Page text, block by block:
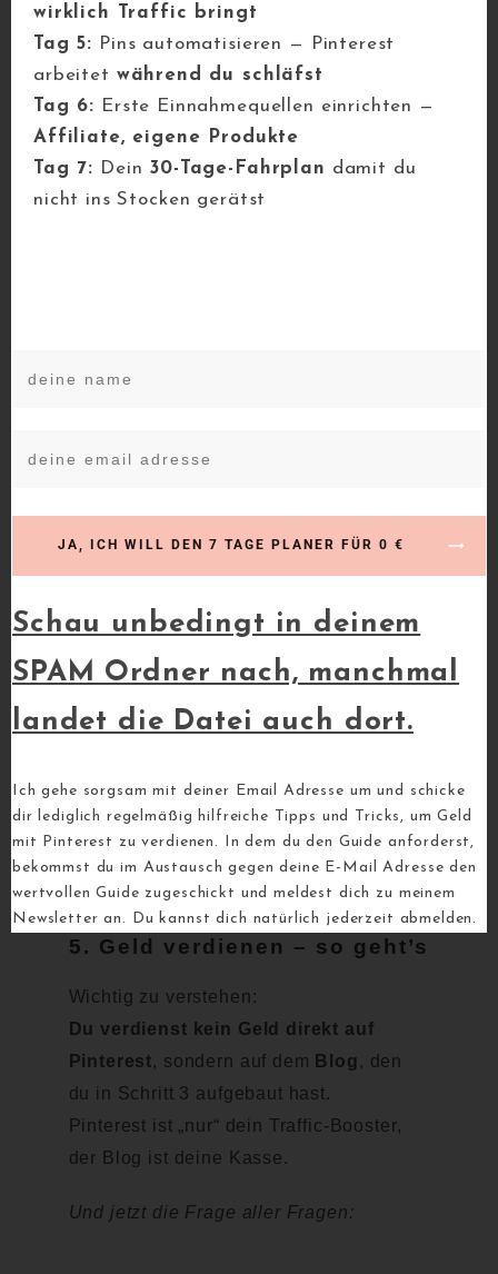
Dort findest du bereits fertige
Pinterest-
Vorlagen, die du einfach mit deinem Text
und Bild anpassen kannst.
Oder du designst dir eigene, wenn du’s
individueller magst.
Möglichst große Schrift, die auch
Keine überladenen Designs–
lieber clean und verständlich
Denk dran: Ein Pin ist wie ein
Wenn es gut aussieht, bleiben Leute
stehen – klicken – und lesen!
5. Geld verdienen – so geht’s
Wichtig zu verstehen:
Du verdienst kein Geld direkt auf
Pinterest, sondern auf dem Blog , den
du in Schritt 3 aufgebaut hast.
Pinterest ist „nur“ dein Traffic-Booster,
der Blog ist deine Kasse.
Und jetzt die Frage aller Fragen:
wirklich Traffic bringt
Tag 5: Pins automatisieren — Pinterest
arbeitet während du schläfst
Tag 6: Erste Einnahmequellen einrichten —
Affiliate, eigene Produkte
Tag 7: Dein 30-Tage-Fahrplan damit du
nicht ins Stocken gerätst
JA, ICH WILL DEN 7 TAGE PLANER FÜR 0 €
Schau unbedingt in deinem
SPAM Ordner nach, manchmal
landet die Datei auch dort.
Ich gehe sorgsam mit deiner Email Adresse um und schicke
dir lediglich regelmäßig hilfreiche Tipps und Tricks, um Geld
mit Pinterest zu verdienen. In dem du den Guide anforderst,
bekommst du im Austausch gegen deine E-Mail Adresse den
wertvollen Guide zugeschickt und meldest dich zu meinem
Newsletter an. Du kannst dich natürlich jederzeit abmelden.